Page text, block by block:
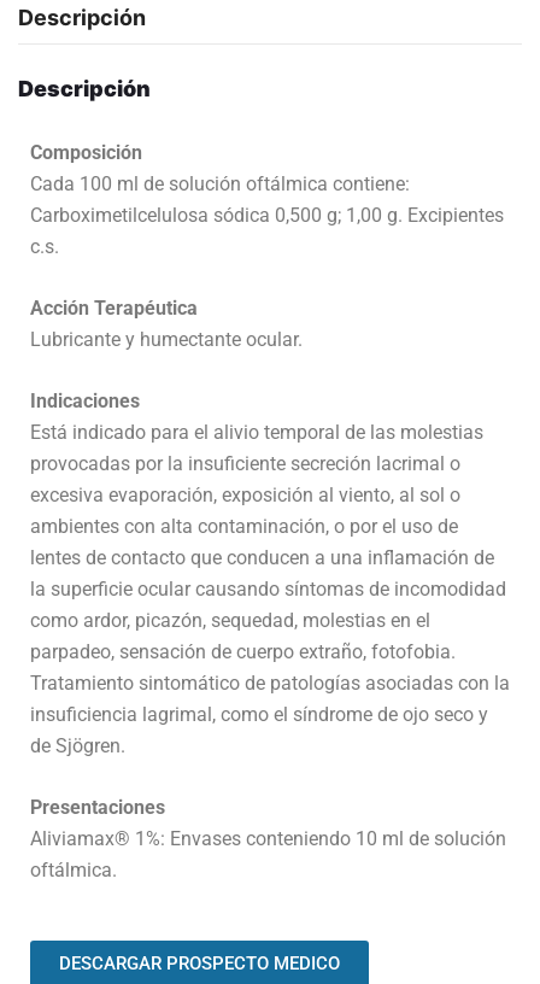
Descripción
Descripción
Composición
Cada 100 ml de solución oftálmica contiene:
Carboximetilcelulosa sódica 0,500 g; 1,00 g. Excipientes
c.s.
Acción Terapéutica
Lubricante y humectante ocular.
Indicaciones
Está indicado para el alivio temporal de las molestias
provocadas por la insuficiente secreción lacrimal o
excesiva evaporación, exposición al viento, al sol o
ambientes con alta contaminación, o por el uso de
lentes de contacto que conducen a una inflamación de
la superficie ocular causando síntomas de incomodidad
como ardor, picazón, sequedad, molestias en el
parpadeo, sensación de cuerpo extraño, fotofobia.
Tratamiento sintomático de patologías asociadas con la
insuficiencia lagrimal, como el síndrome de ojo seco y
de Sjögren.
Presentaciones
Aliviamax® 1%: Envases conteniendo 10 ml de solución
oftálmica.
DESCARGAR PROSPECTO MEDICO